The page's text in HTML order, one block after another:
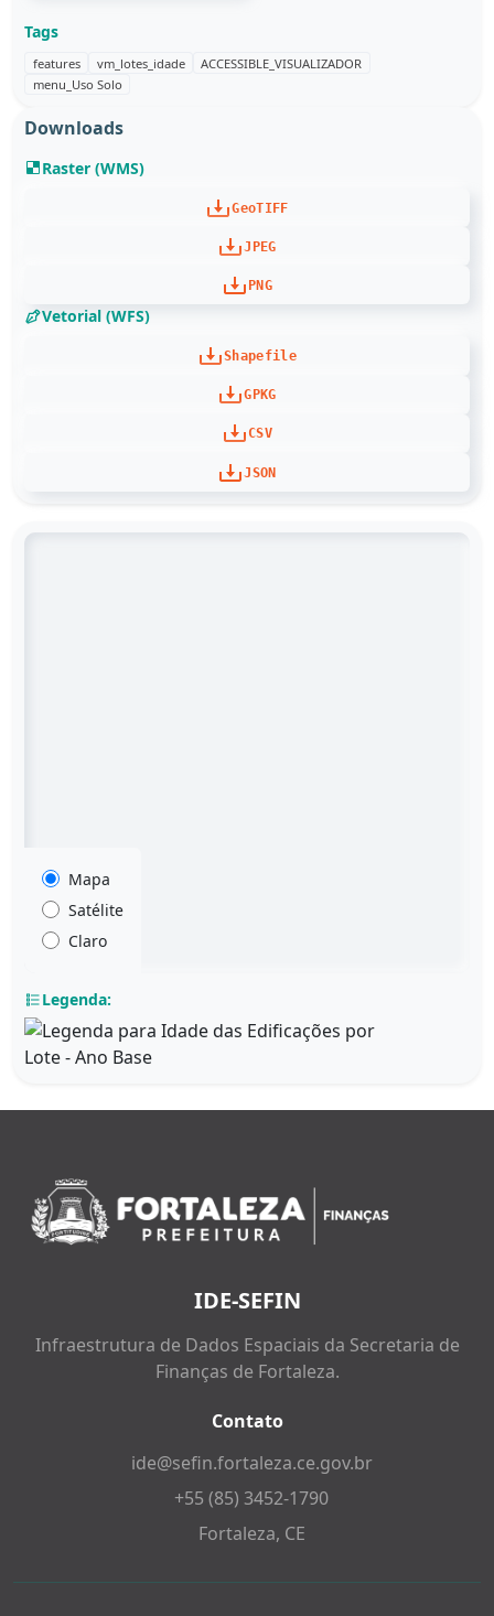
Mapa
Satélite
Claro
Legenda:
Tags
features vm_lotes_idade
ACCESSIBLE_VISUALIZADOR
menu_Uso Solo
Downloads
Raster (WMS)
GeoTIFF
JPEG
PNG
Vetorial (WFS)
Shapefile
GPKG
CSV
JSON
IDE-SEFIN
Infraestrutura de Dados Espaciais da Secretaria de
Finanças de Fortaleza.
Contato
ide@sefin.fortaleza.ce.gov.br
+55 (85) 3452-1790
Fortaleza, CE